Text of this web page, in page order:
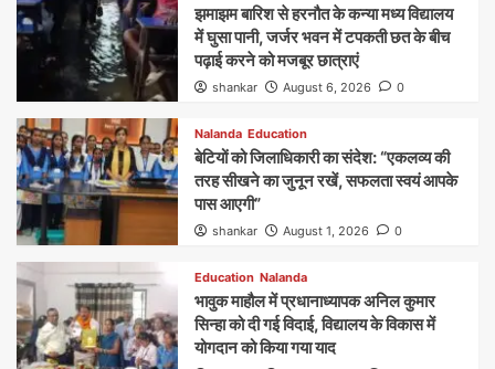
झमाझम बारिश से हरनौत के कन्या मध्य विद्यालय
में घुसा पानी, जर्जर भवन में टपकती छत के बीच
पढ़ाई करने को मजबूर छात्राएं
shankar August 6, 2026 0
Nalanda Education
बेटियों को जिलाधिकारी का संदेश: “एकलव्य की
तरह सीखने का जुनून रखें, सफलता स्वयं आपके
पास आएगी”
shankar August 1, 2026 0
Education Nalanda
भावुक माहौल में प्रधानाध्यापक अनिल कुमार
सिन्हा को दी गई विदाई, विद्यालय के विकास में
योगदान को किया गया याद